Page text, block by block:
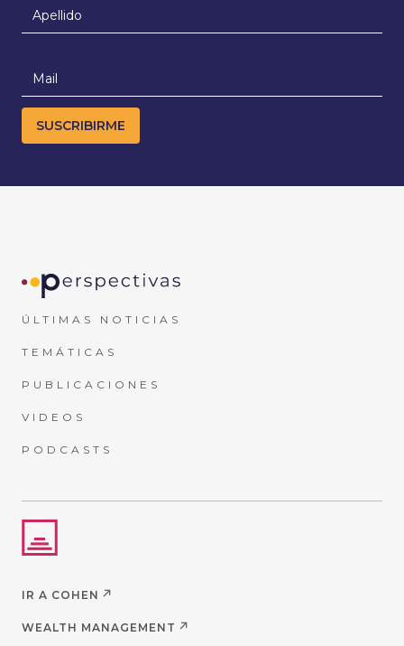
ÚLTIMAS NOTICIAS
TEMÁTICAS
PUBLICACIONES
VIDEOS
PODCASTS
IR A COHEN
WEALTH MANAGEMENT